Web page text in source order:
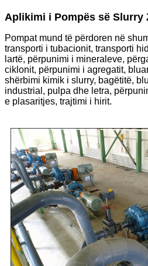
Aplikimi i Pompës së Slurry
Pompat mund të përdoren në
transporti i tubacionit, transporti
lartë, përpunimi i mineraleve,
ciklonit, përpunimi i agregatit,
shërbimi kimik i slurry, bagëtitë,
industrial, pulpa dhe letra,
e plasaritjes, trajtimi i hirit.